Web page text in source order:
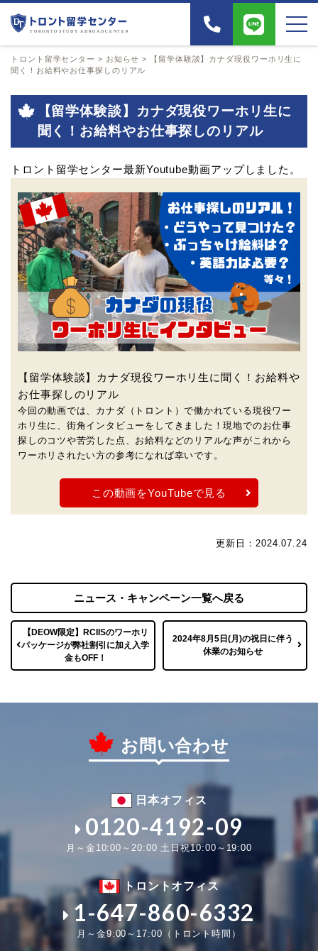
トロント留学センター > お知らせ >
【留学体験談】カナダ現役ワーホリ生に
聞く！お給料やお仕事探しのリアル
【留学体験談】カナダ現役ワーホリ生に
聞く！お給料やお仕事探しのリアル
トロント留学センター最新Youtube動画アップしました。
【留学体験談】カナダ現役ワーホリ生に聞く！お給料や
お仕事探しのリアル
今回の動画では、カナダ（トロント）で働かれている現役ワー
ホリ生に、街角インタビューをしてきました！現地でのお仕事
探しのコツや苦労した点、お給料などのリアルな声がこれから
ワーホリされたい方の参考になれば幸いです。
この動画をYouTubeで見る
更新日：2024.07.24
【DEOW限定】RCIISのワーホリ
パッケージが弊社割引に加え入学
金もOFF！
ニュース・キャンペーン一覧へ戻る
2024年8月5日(月)の祝日に伴う
休業のお知らせ
お問い合わせ
日本オフィス
0120-4192-09
月～金10:00～20:00 土日祝10:00～19:00
トロントオフィス
1-647-860-6332
月～金9:00～17:00（トロント時間）